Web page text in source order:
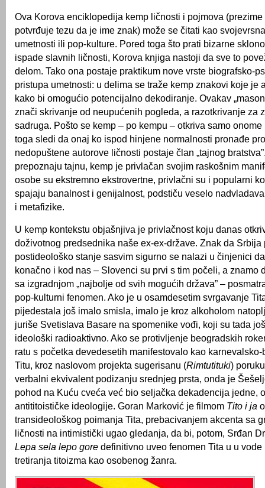
Ova Korova enciklopedija kemp ličnosti i pojmova
potvrđuje tezu da je ime znak) može se čitati kao
umetnosti ili pop-kulture. Pored toga što prati bizarne
ispade slavnih ličnosti, Korova knjiga nastoji da sve to
delom. Tako ona postaje praktikum nove vrste biografsko-
pristupa umetnosti: u delima se traže kemp znakovi koje je
kako bi omogućio potencijalno dekodiranje. Ovakav
znači skrivanje od neupućenih pogleda, a razotkrivanje za
sadruga. Pošto se kemp – po kempu – otkriva samo
toga sledi da onaj ko ispod hinjene normalnosti pronađe
nedopuštene autorove ličnosti postaje član „tajnog
prepoznaju tajnu, kemp je privlačan svojim raskošnim
osobe su ekstremno ekstrovertne, privlačni su i popularni
spajaju banalnost i genijalnost, podstiču veselo
i metafizike.
U kemp kontekstu objašnjiva je privlačnost koju danas
doživotnog predsednika naše ex-ex-države. Znak da Srbija
postideološko stanje sasvim sigurno se nalazi u činjenici
konačno i kod nas – Slovenci su prvi s tim počeli, a znamo
sa izgradnjom „najbolje od svih mogućih država” –
pop-kulturni fenomen. Ako je u osamdesetim svrgavanje
pijedestala još imalo smisla, imalo je kroz alkoholom
juriše Svetislava Basare na spomenike vođi, koji su tada
ideološki radioaktivno. Ako se protivljenje beogradskih
ratu s početka devedesetih manifestovalo kao
Titu, kroz naslovom projekta sugerisanu (Rimtutituki)
verbalni ekvivalent podizanju srednjeg prsta, onda je
pohod na Kuću cveća već bio seljačka dekadencija jedne,
antititoističke ideologije. Goran Marković je filmom Tito i ja
transideološkog poimanja Tita, prebacivanjem akcenta sa
ličnosti na intimistički ugao gledanja, da bi, potom, Srđan
Lepa sela lepo gore definitivno uveo fenomen Tita u u
tretiranja titoizma kao osobenog žanra.